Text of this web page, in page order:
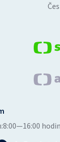
8:00—16:00 hodin